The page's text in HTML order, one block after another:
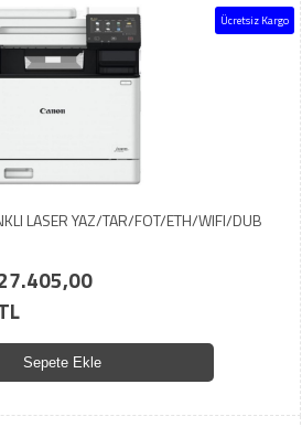
Ücretsiz Kargo
LASER YAZ/TAR/FOT/ETH/WIFI/DUB
Sepete Ekle